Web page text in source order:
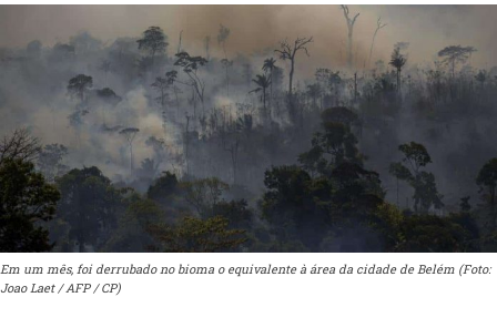
Em um mês, foi derrubado no bioma o equivalente à área da cidade de Belém (Foto:
Joao Laet / AFP / CP)